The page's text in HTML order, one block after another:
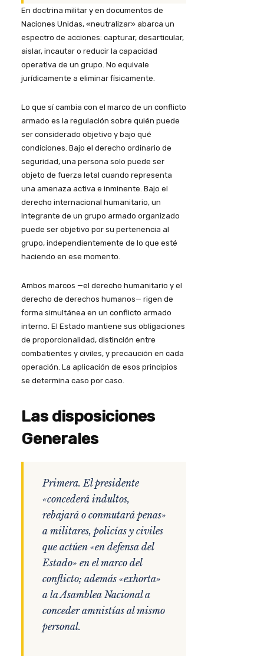
En doctrina militar y en documentos de
Naciones Unidas, «neutralizar» abarca un
espectro de acciones: capturar, desarticular,
aislar, incautar o reducir la capacidad
operativa de un grupo. No equivale
jurídicamente a eliminar físicamente.
Lo que sí cambia con el marco de un conflicto
armado es la regulación sobre quién puede
ser considerado objetivo y bajo qué
condiciones. Bajo el derecho ordinario de
seguridad, una persona solo puede ser
objeto de fuerza letal cuando representa
una amenaza activa e inminente. Bajo el
derecho internacional humanitario, un
integrante de un grupo armado organizado
puede ser objetivo por su pertenencia al
grupo, independientemente de lo que esté
haciendo en ese momento.
Ambos marcos —el derecho humanitario y el
derecho de derechos humanos— rigen de
forma simultánea en un conflicto armado
interno. El Estado mantiene sus obligaciones
de proporcionalidad, distinción entre
combatientes y civiles, y precaución en cada
operación. La aplicación de esos principios
se determina caso por caso.
Las disposiciones
Generales
Primera. El presidente
«concederá indultos,
rebajará o conmutará penas»
a militares, policías y civiles
que actúen «en defensa del
Estado» en el marco del
conflicto; además «exhorta»
a la Asamblea Nacional a
conceder amnistías al mismo
personal.